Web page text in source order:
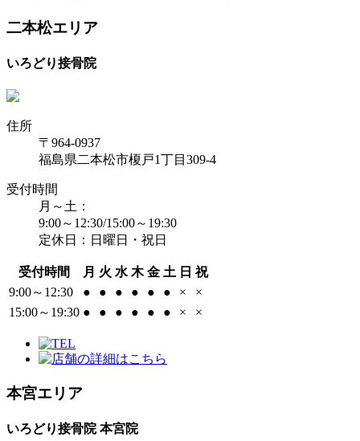
二本松エリア
いろどり接骨院
住所
〒964-0937
福島県二本松市榎戸1丁目309-4
受付時間
月～土：
9:00～12:30/15:00～19:30
定休日：日曜日・祝日
受付時間 月 火 水 木 金 土 日 祝
9:00～12:30
● ● ● ● ● ● ×
×
15:00～19:30 ● ● ● ● ● ● × ×
本宮エリア
いろどり接骨院 本宮院